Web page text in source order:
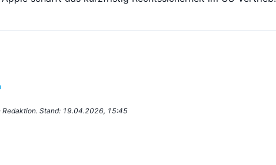
Redaktion. Stand: 19.04.2026, 15:45